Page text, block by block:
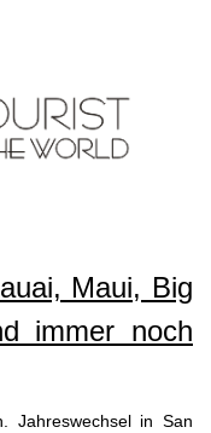
Maui, Big
immer noch
Jahreswechsel in San